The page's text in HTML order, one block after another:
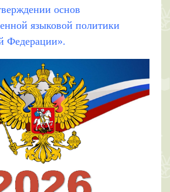
основ
языковой политики
Федерации».